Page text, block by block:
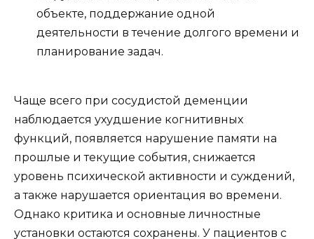
объекте, поддержание одной
деятельности в течение долгого времени и
планирование задач.
Чаще всего при сосудистой деменции
наблюдается ухудшение когнитивных
функций, появляется нарушение памяти на
прошлые и текущие события, снижается
уровень психической активности и суждений,
а также нарушается ориентация во времени.
Однако критика и основные личностные
установки остаются сохранены. У пациентов с